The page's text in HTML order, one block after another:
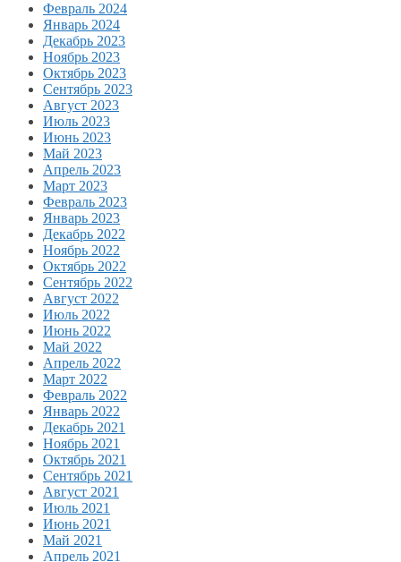
Февраль 2024
Январь 2024
Декабрь 2023
Ноябрь 2023
Октябрь 2023
Сентябрь 2023
Август 2023
Июль 2023
Июнь 2023
Май 2023
Апрель 2023
Март 2023
Февраль 2023
Январь 2023
Декабрь 2022
Ноябрь 2022
Октябрь 2022
Сентябрь 2022
Август 2022
Июль 2022
Июнь 2022
Май 2022
Апрель 2022
Март 2022
Февраль 2022
Январь 2022
Декабрь 2021
Ноябрь 2021
Октябрь 2021
Сентябрь 2021
Август 2021
Июль 2021
Июнь 2021
Май 2021
Апрель 2021